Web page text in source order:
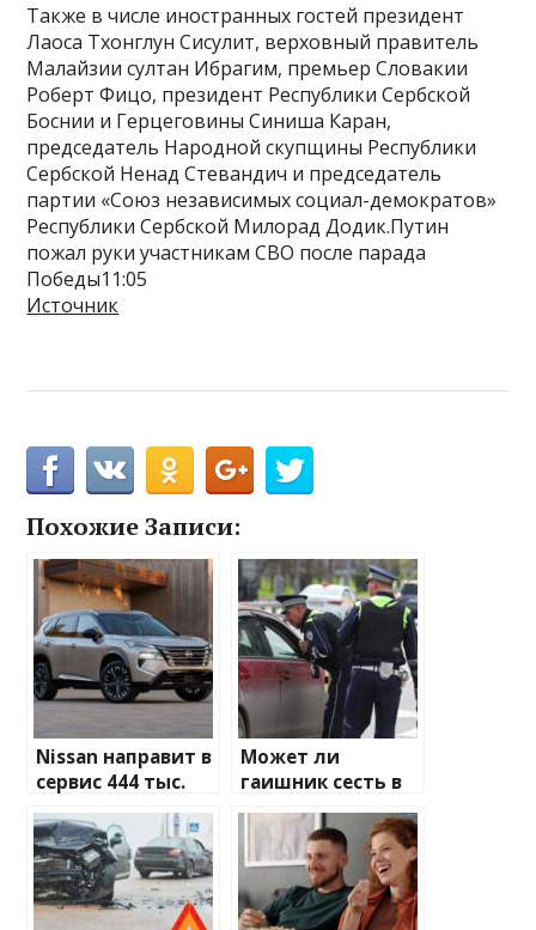
Также в числе иностранных гостей президент
Лаоса Тхонглун Сисулит, верховный правитель
Малайзии султан Ибрагим, премьер Словакии
Роберт Фицо, президент Республики Сербской
Боснии и Герцеговины Синиша Каран,
председатель Народной скупщины Республики
Сербской Ненад Стевандич и председатель
партии «Союз независимых социал-демократов»
Республики Сербской Милорад Додик.Путин
пожал руки участникам СВО после парада
Победы11:05
Источник
Похожие Записи:
Nissan направит в
сервис 444 тыс.
машин. Модели и
неисправность
Может ли
гаишник сесть в
салон машины.
Ответ экс-
полицейского